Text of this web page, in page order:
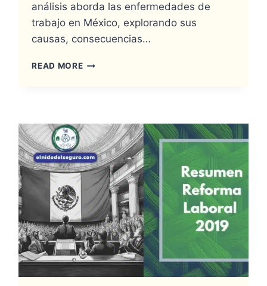
análisis aborda las enfermedades de
trabajo en México, explorando sus
causas, consecuencias…
READ MORE